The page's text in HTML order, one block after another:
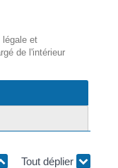
légale et
de l'intérieur
Tout déplier